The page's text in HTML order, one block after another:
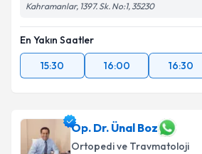
Kahramanlar, 1397. Sk. No:1, 35230
En Yakın Saatler
15:30
16:00 16:30
Op. Dr. Ünal Boz
Ortopedi ve Travmatoloji